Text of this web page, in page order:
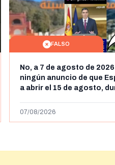
FALSO
No, a 7 de agosto de
ningún anuncio de que
a abrir el 15 de agosto,
y Ceuta
07/08/2026